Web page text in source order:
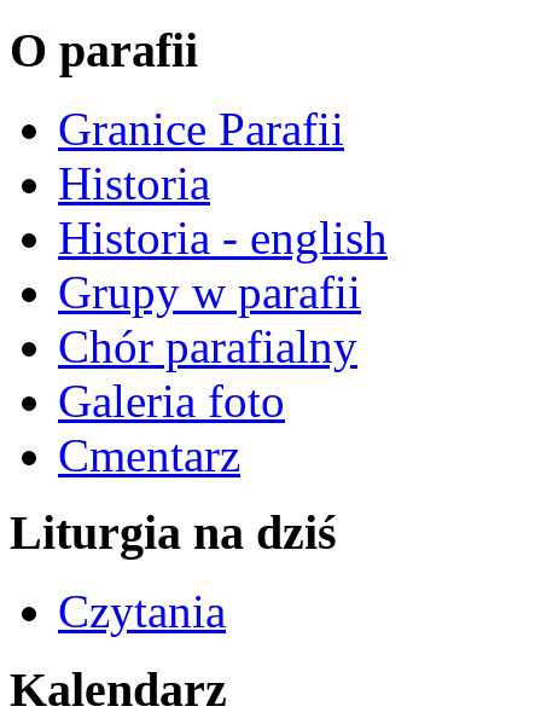
O parafii
Granice Parafii
Historia
Historia - english
Grupy w parafii
Chór parafialny
Galeria foto
Cmentarz
Liturgia na dziś
Czytania
Kalendarz